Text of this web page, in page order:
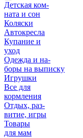
Детская ком-
ната и сон
Коляски
Автокресла
Купание и
уход
Одежда и на-
боры на выписку
Игрушки
Все для
кормления
Отдых, раз-
витие, игры
Товары
для мам